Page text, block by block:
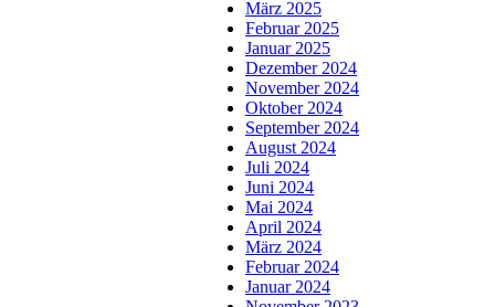
März 2025
Februar 2025
Januar 2025
Dezember 2024
November 2024
Oktober 2024
September 2024
August 2024
Juli 2024
Juni 2024
Mai 2024
April 2024
März 2024
Februar 2024
Januar 2024